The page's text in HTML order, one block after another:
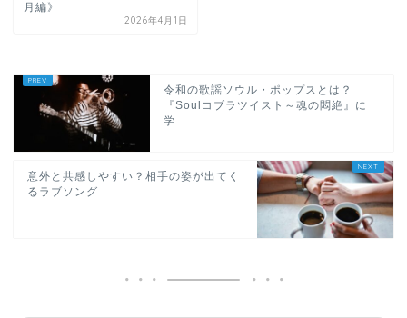
月編》
2026年4月1日
令和の歌謡ソウル・ポップスとは？
『Soulコブラツイスト～魂の悶絶』に
学...
意外と共感しやすい？相手の姿が出てく
るラブソング